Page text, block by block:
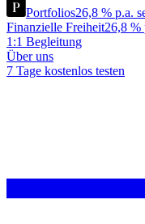
Portfolios26,8 % p.a.
Finanzielle Freiheit26,8 %
1:1 Begleitung
Über uns
7 Tage kostenlos testen